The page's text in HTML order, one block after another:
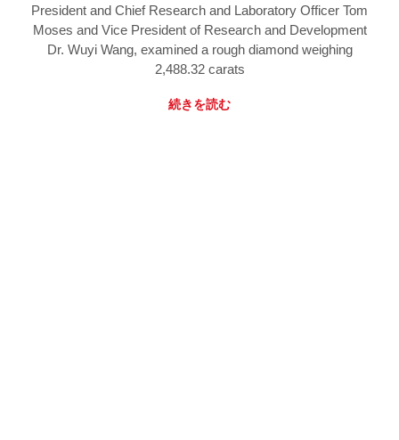
President and Chief Research and Laboratory Officer Tom
Moses and Vice President of Research and Development
Dr. Wuyi Wang, examined a rough diamond weighing
2,488.32 carats
続きを読む